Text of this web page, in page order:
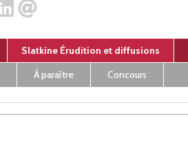
Slatkine Érudition et diffusions
À paraître Concours